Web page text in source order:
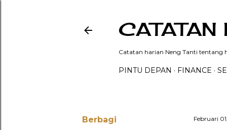
CATATAN
Catatan harian Neng Tanti tentang
PINTU DEPAN FINANCE
Berbagi Februari